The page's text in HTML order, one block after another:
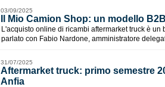
03/09/2025
​Il Mio Camion Shop: un modello
L'acquisto online di ricambi aftermarket truck è
parlato con Fabio Nardone, amministratore
31/07/2025
Aftermarket truck: primo semestre
Anfia